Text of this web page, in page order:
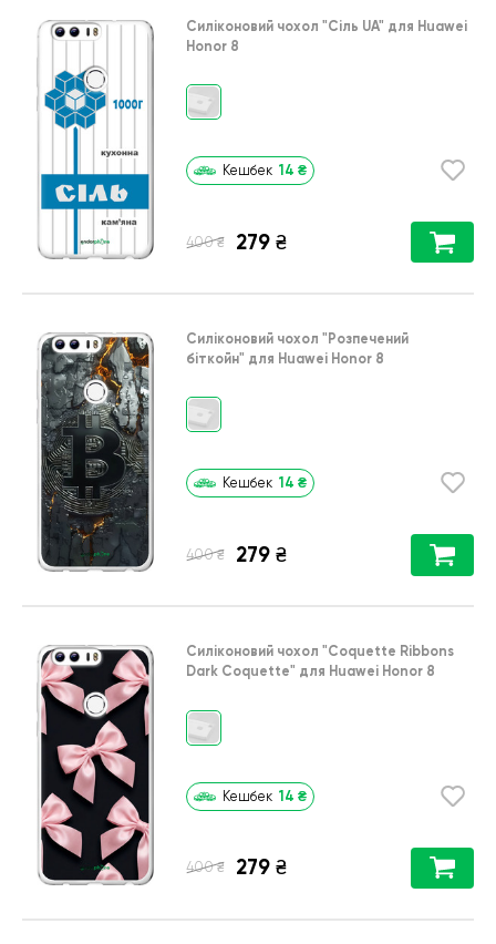
Силіконовий чохол "Сіль UA" для Huawei
Honor 8
Кешбек 14 ₴
400 ₴ 279 ₴
Силіконовий чохол "Розпечений
біткойн" для Huawei Honor 8
Кешбек 14 ₴
400 ₴ 279 ₴
Силіконовий чохол "Coquette Ribbons
Dark Coquette" для Huawei Honor 8
Кешбек 14 ₴
400 ₴ 279 ₴